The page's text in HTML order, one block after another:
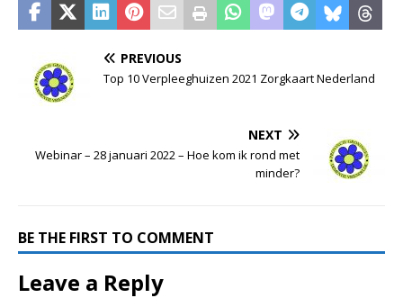
PREVIOUS
Top 10 Verpleeghuizen 2021 Zorgkaart Nederland
NEXT
Webinar – 28 januari 2022 – Hoe kom ik rond met
minder?
BE THE FIRST TO COMMENT
Leave a Reply